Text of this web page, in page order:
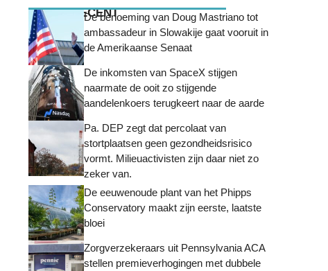
MEEST RECENTDe benoeming van Doug Mastriano tot
ambassadeur in Slowakije gaat vooruit in
de Amerikaanse Senaat
De inkomsten van SpaceX stijgen
naarmate de ooit zo stijgende
aandelenkoers terugkeert naar de aarde
Pa. DEP zegt dat percolaat van
stortplaatsen geen gezondheidsrisico
vormt. Milieuactivisten zijn daar niet zo
zeker van.
De eeuwenoude plant van het Phipps
Conservatory maakt zijn eerste, laatste
bloei
Zorgverzekeraars uit Pennsylvania ACA
stellen premieverhogingen met dubbele